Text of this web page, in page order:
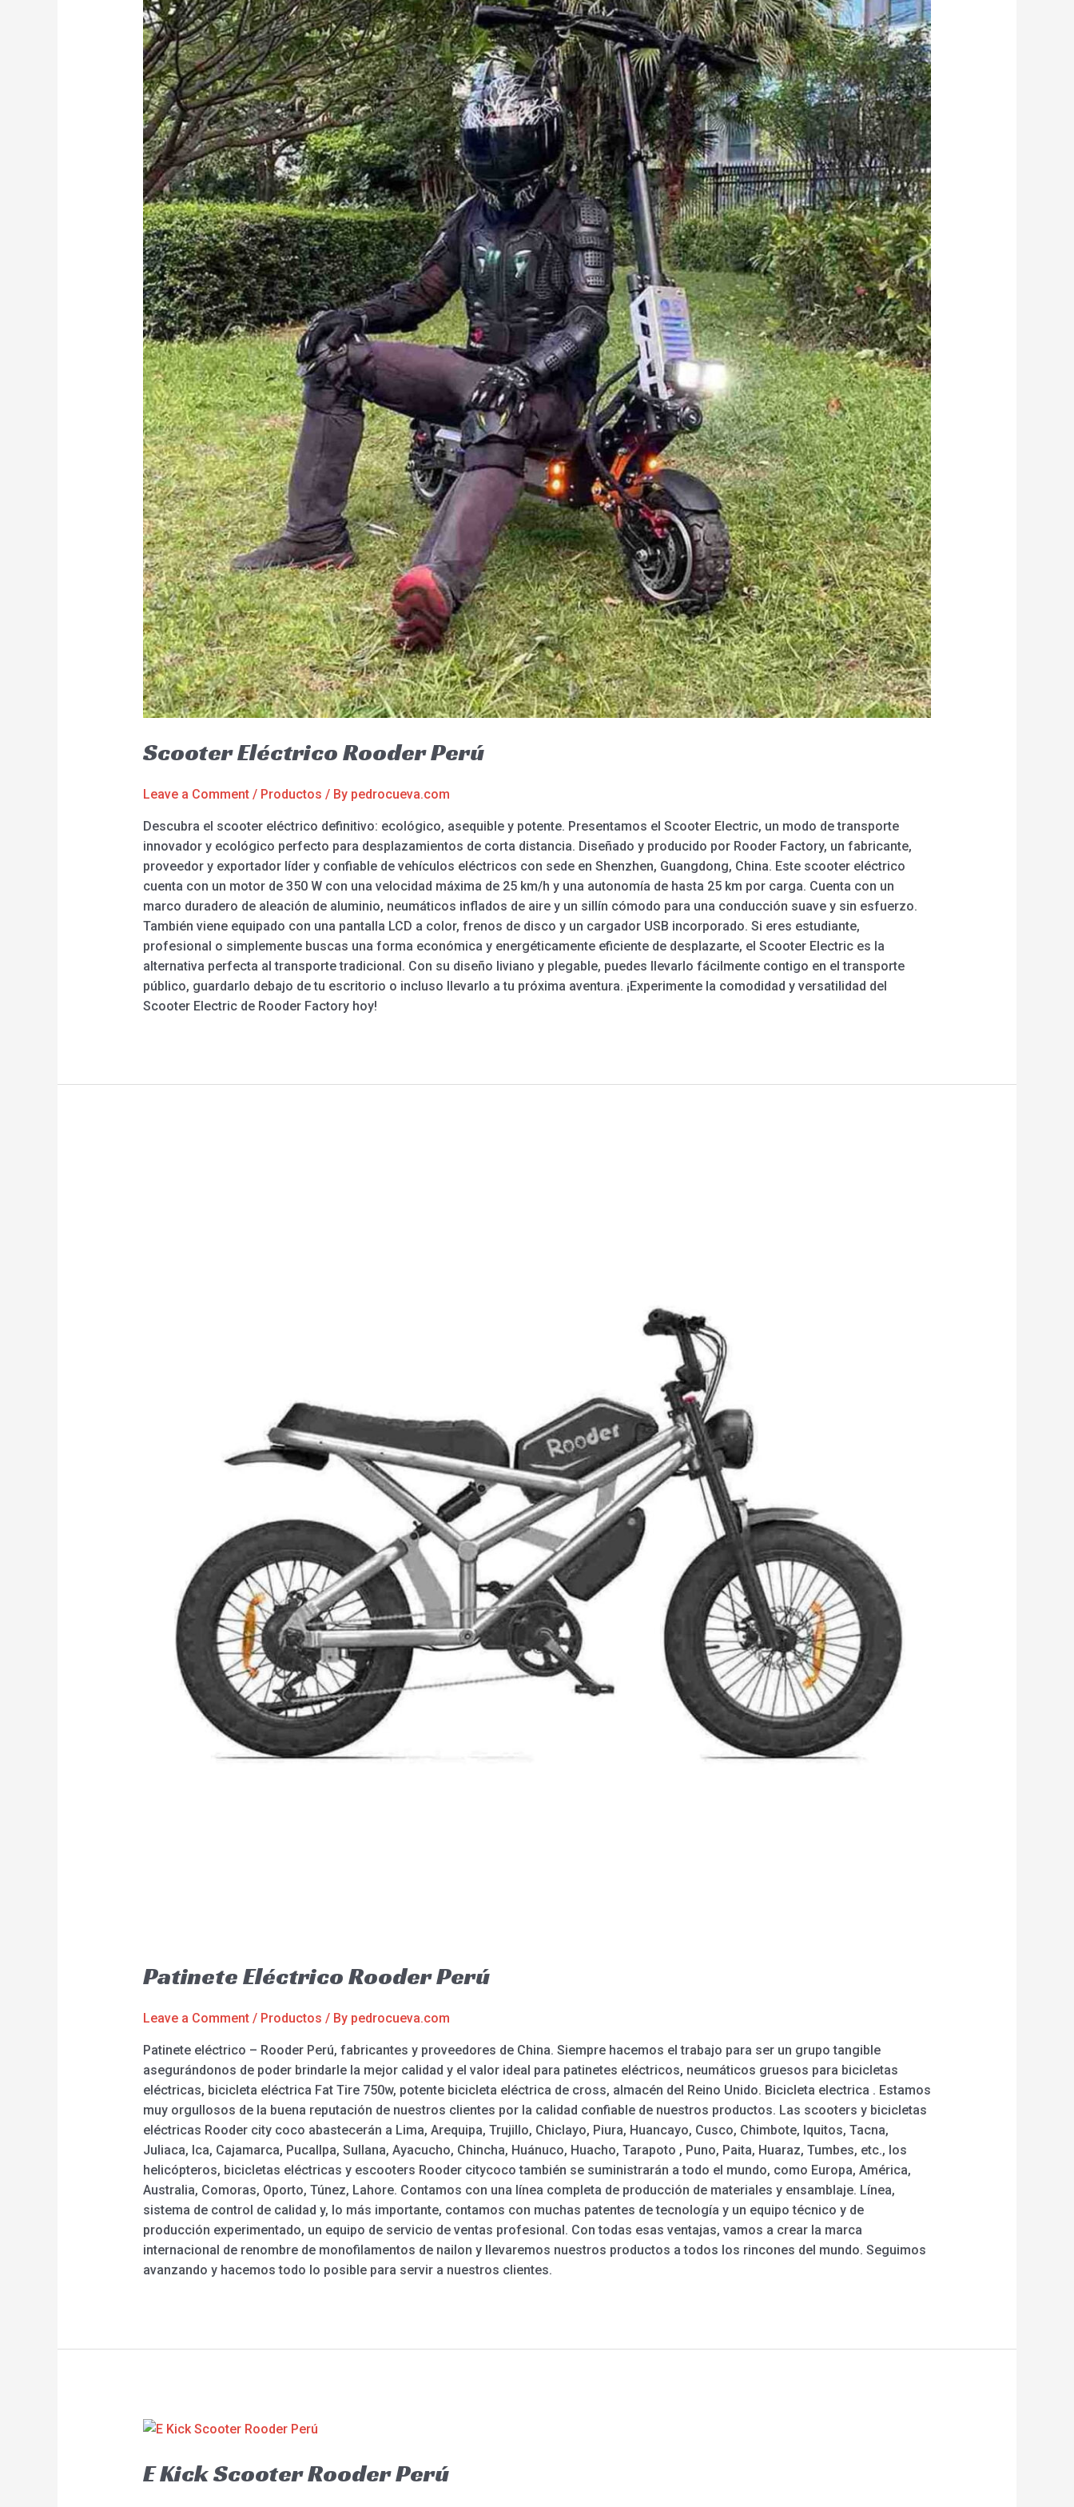
Scooter Eléctrico Rooder Perú
Leave a Comment / Productos / By pedrocueva.com
Descubra el scooter eléctrico definitivo: ecológico, asequible y potente. Presentamos el Scooter Electric, un modo de transporte
innovador y ecológico perfecto para desplazamientos de corta distancia. Diseñado y producido por Rooder Factory, un fabricante,
proveedor y exportador líder y confiable de vehículos eléctricos con sede en Shenzhen, Guangdong, China. Este scooter eléctrico
cuenta con un motor de 350 W con una velocidad máxima de 25 km/h y una autonomía de hasta 25 km por carga. Cuenta con un
marco duradero de aleación de aluminio, neumáticos inflados de aire y un sillín cómodo para una conducción suave y sin esfuerzo.
También viene equipado con una pantalla LCD a color, frenos de disco y un cargador USB incorporado. Si eres estudiante,
profesional o simplemente buscas una forma económica y energéticamente eficiente de desplazarte, el Scooter Electric es la
alternativa perfecta al transporte tradicional. Con su diseño liviano y plegable, puedes llevarlo fácilmente contigo en el transporte
público, guardarlo debajo de tu escritorio o incluso llevarlo a tu próxima aventura. ¡Experimente la comodidad y versatilidad del
Scooter Electric de Rooder Factory hoy!
Patinete Eléctrico Rooder Perú
Leave a Comment / Productos / By pedrocueva.com
Patinete eléctrico – Rooder Perú, fabricantes y proveedores de China. Siempre hacemos el trabajo para ser un grupo tangible
asegurándonos de poder brindarle la mejor calidad y el valor ideal para patinetes eléctricos, neumáticos gruesos para bicicletas
eléctricas, bicicleta eléctrica Fat Tire 750w, potente bicicleta eléctrica de cross, almacén del Reino Unido. Bicicleta electrica . Estamos
muy orgullosos de la buena reputación de nuestros clientes por la calidad confiable de nuestros productos. Las scooters y bicicletas
eléctricas Rooder city coco abastecerán a Lima, Arequipa, Trujillo, Chiclayo, Piura, Huancayo, Cusco, Chimbote, Iquitos, Tacna,
Juliaca, Ica, Cajamarca, Pucallpa, Sullana, Ayacucho, Chincha, Huánuco, Huacho, Tarapoto , Puno, Paita, Huaraz, Tumbes, etc., los
helicópteros, bicicletas eléctricas y escooters Rooder citycoco también se suministrarán a todo el mundo, como Europa, América,
Australia, Comoras, Oporto, Túnez, Lahore. Contamos con una línea completa de producción de materiales y ensamblaje. Línea,
sistema de control de calidad y, lo más importante, contamos con muchas patentes de tecnología y un equipo técnico y de
producción experimentado, un equipo de servicio de ventas profesional. Con todas esas ventajas, vamos a crear la marca
internacional de renombre de monofilamentos de nailon y llevaremos nuestros productos a todos los rincones del mundo. Seguimos
avanzando y hacemos todo lo posible para servir a nuestros clientes.
E Kick Scooter Rooder Perú